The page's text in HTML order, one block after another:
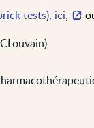
tests), ici,